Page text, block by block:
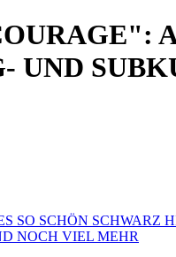
UND
SO SCHÖN SCHWARZ
NOCH VIEL MEHR